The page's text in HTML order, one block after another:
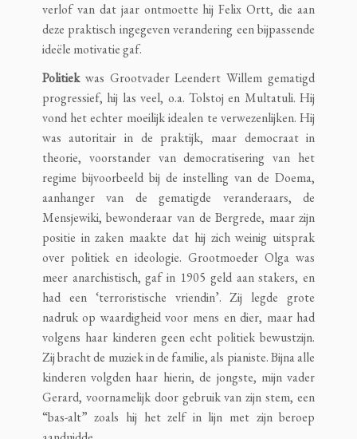
verlof van dat jaar ontmoette hij Felix Ortt, die aan
deze praktisch ingegeven verandering een bijpassende
ideële motivatie gaf.
Politiekwas Grootvader Leendert Willem gematigd
progressief, hij las veel, o.a. Tolstoj en Multatuli. Hij
vond het echter moeilijk idealen te verwezenlijken. Hij
was autoritair in de praktijk, maar democraat in
theorie, voorstander van democratisering van het
regime bijvoorbeeld bij de instelling van de Doema,
aanhanger van de gematigde veranderaars, de
Mensjewiki, bewonderaar van de Bergrede, maar zijn
positie in zaken maakte dat hij zich weinig uitsprak
over politiek en ideologie. Grootmoeder Olga was
meer anarchistisch, gaf in 1905 geld aan stakers, en
had een ‘terroristische vriendin’. Zij legde grote
nadruk op waardigheid voor mens en dier, maar had
volgens haar kinderen geen echt politiek bewustzijn.
Zij bracht de muziek in de familie, als pianiste. Bijna alle
kinderen volgden haar hierin, de jongste, mijn vader
Gerard, voornamelijk door gebruik van zijn stem, een
“bas-alt” zoals hij het zelf in lijn met zijn beroep